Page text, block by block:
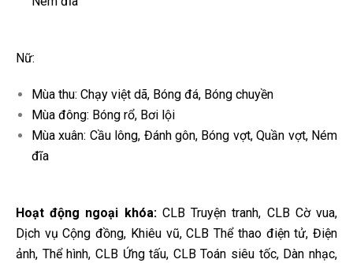
Nữ:
Mùa thu: Chạy việt dã, Bóng đá, Bóng chuyền
Mùa đông: Bóng rổ, Bơi lội
Mùa xuân: Cầu lông, Đánh gôn, Bóng vợt, Quần vợt, Ném
đĩa
Hoạt động ngoại khóa: CLB Truyện tranh, CLB Cờ vua,
Dịch vụ Cộng đồng, Khiêu vũ,CLB Thể thao điện tử, Điện
ảnh, Thể hình, CLB Ứng tấu, CLB Toán siêu tốc, Dàn nhạc,